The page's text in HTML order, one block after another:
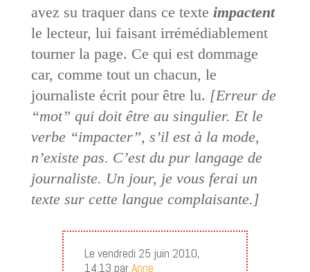
avez su traquer dans ce texte impactent
le lecteur, lui faisant irrémédiablement
tourner la page. Ce qui est dommage
car, comme tout un chacun, le
journaliste écrit pour être lu. [Erreur de
“mot” qui doit être au singulier. Et le
verbe “impacter”, s’il est à la mode,
n’existe pas. C’est du pur langage de
journaliste. Un jour, je vous ferai un
texte sur cette langue complaisante.]
Le vendredi 25 juin 2010,
14:13 parAnne